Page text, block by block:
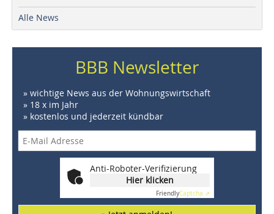
Alle News
BBB Newsletter
» wichtige News aus der Wohnungswirtschaft
» 18 x im Jahr
» kostenlos und jederzeit kündbar
Anti-Roboter-Verifizierung
Hier klicken
FriendlyCaptcha ⇗